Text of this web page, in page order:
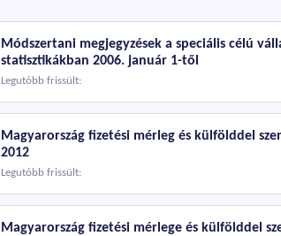
Módszertani megjegyzések a speciális célú
statisztikákban 2006. január 1-től
Legutóbb frissült:
Magyarország fizetési mérleg és külfölddel
2012
Legutóbb frissült:
Magyarország fizetési mérlege és külfölddel